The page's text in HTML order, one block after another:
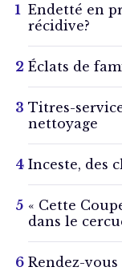
Endetté en
récidive?
Éclats de
Titres-
nettoyage
Inceste, des
« Cette
dans le
Rendez-